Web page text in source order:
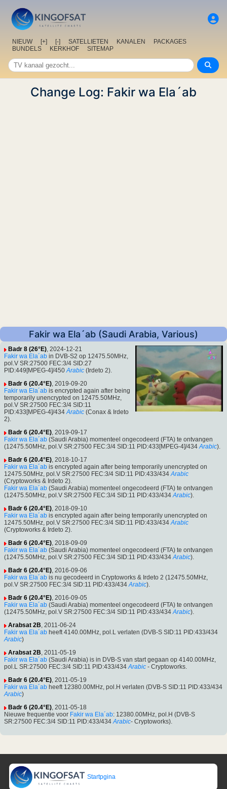
NIEUW [+] [-] SATELLIETEN KANALEN
PACKAGES
BUNDELS
KERKHOF SITEMAP
Change Log: Fakir wa Ela´ab
Fakir wa Ela´ab (Saudi Arabia, Various)
Badr 8 (26°E), 2024-12-21
Fakir wa Ela´ab in DVB-S2 op 12475.50MHz,
pol.V SR:27500 FEC:3/4 SID:27
PID:449[MPEG-4]/450 Arabic (Irdeto 2).
Badr 6 (20.4°E), 2019-09-20
Fakir wa Ela´ab is encrypted again after being
temporarily unencrypted on 12475.50MHz,
pol.V SR:27500 FEC:3/4 SID:11
PID:433[MPEG-4]/434 Arabic (Conax & Irdeto
2).
Badr 6 (20.4°E), 2019-09-17
Fakir wa Ela´ab (Saudi Arabia) momenteel ongecodeerd (FTA) te ontvangen
(12475.50MHz, pol.V SR:27500 FEC:3/4 SID:11 PID:433[MPEG-4]/434 Arabic).
Badr 6 (20.4°E), 2018-10-17
Fakir wa Ela´ab is encrypted again after being temporarily unencrypted on
12475.50MHz, pol.V SR:27500 FEC:3/4 SID:11 PID:433/434 Arabic
(Cryptoworks & Irdeto 2).
Fakir wa Ela´ab (Saudi Arabia) momenteel ongecodeerd (FTA) te ontvangen
(12475.50MHz, pol.V SR:27500 FEC:3/4 SID:11 PID:433/434 Arabic).
Badr 6 (20.4°E), 2018-09-10
Fakir wa Ela´ab is encrypted again after being temporarily unencrypted on
12475.50MHz, pol.V SR:27500 FEC:3/4 SID:11 PID:433/434 Arabic
(Cryptoworks & Irdeto 2).
Badr 6 (20.4°E), 2018-09-09
Fakir wa Ela´ab (Saudi Arabia) momenteel ongecodeerd (FTA) te ontvangen
(12475.50MHz, pol.V SR:27500 FEC:3/4 SID:11 PID:433/434 Arabic).
Badr 6 (20.4°E), 2016-09-06
Fakir wa Ela´ab is nu gecodeerd in Cryptoworks & Irdeto 2 (12475.50MHz,
pol.V SR:27500 FEC:3/4 SID:11 PID:433/434 Arabic).
Badr 6 (20.4°E), 2016-09-05
Fakir wa Ela´ab (Saudi Arabia) momenteel ongecodeerd (FTA) te ontvangen
(12475.50MHz, pol.V SR:27500 FEC:3/4 SID:11 PID:433/434 Arabic).
Arabsat 2B, 2011-06-24
Fakir wa Ela´ab heeft 4140.00MHz, pol.L verlaten (DVB-S SID:11 PID:433/434
Arabic)
Arabsat 2B, 2011-05-19
Fakir wa Ela´ab (Saudi Arabia) is in DVB-S van start gegaan op 4140.00MHz,
pol.L SR:27500 FEC:3/4 SID:11 PID:433/434 Arabic - Cryptoworks.
Badr 6 (20.4°E), 2011-05-19
Fakir wa Ela´ab heeft 12380.00MHz, pol.H verlaten (DVB-S SID:11 PID:433/434
Arabic)
Badr 6 (20.4°E), 2011-05-18
Nieuwe frequentie voor Fakir wa Ela´ab: 12380.00MHz, pol.H (DVB-S
SR:27500 FEC:3/4 SID:11 PID:433/434 Arabic- Cryptoworks).
Startpgina